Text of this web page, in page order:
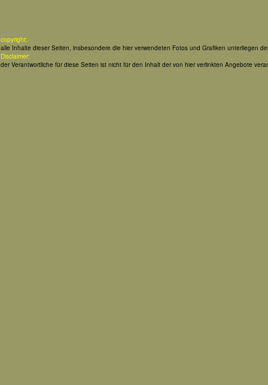
copyright:
alle Inhalte dieser Seiten, insbesondere die hier verwendeten Fotos und Grafiken unterliegen
Disclaimer:
der Verantwortliche für diese Seiten ist nicht für den Inhalt der von hier verlinkten Angebote